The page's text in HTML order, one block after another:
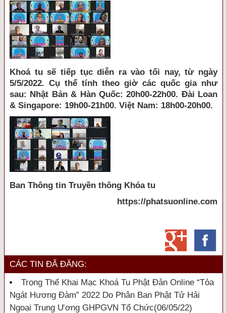
Khoá tu sẽ tiếp tục diễn ra vào tối nay, từ ngày
5/5/2022. Cụ thể tính theo giờ các quốc gia như
sau: Nhật Bản & Hàn Quốc: 20h00-22h00. Đài Loan
& Singapore: 19h00-21h00. Việt Nam: 18h00-20h00.
Ban Thông tin Truyền thông Khóa tu
https://phatsuonline.com
CÁC TIN ĐÃ ĐĂNG:
Trọng Thể Khai Mạc Khoá Tu Phật Đản Online “Tỏa
Ngát Hương Đàm” 2022 Do Phân Ban Phật Tử Hải
Ngoại Trung Ương GHPGVN Tổ Chức(06/05/22)